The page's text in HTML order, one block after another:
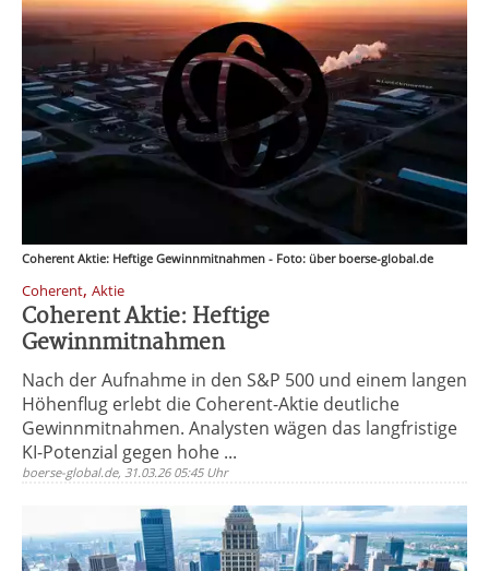
Coherent Aktie: Heftige Gewinnmitnahmen - Foto: über boerse-global.de
Coherent, Aktie
Coherent Aktie: Heftige
Gewinnmitnahmen
Nach der Aufnahme in den S&P 500 und einem langen
Höhenflug erlebt die Coherent-Aktie deutliche
Gewinnmitnahmen. Analysten wägen das langfristige
KI-Potenzial gegen hohe ...
boerse-global.de, 31.03.26 05:45 Uhr